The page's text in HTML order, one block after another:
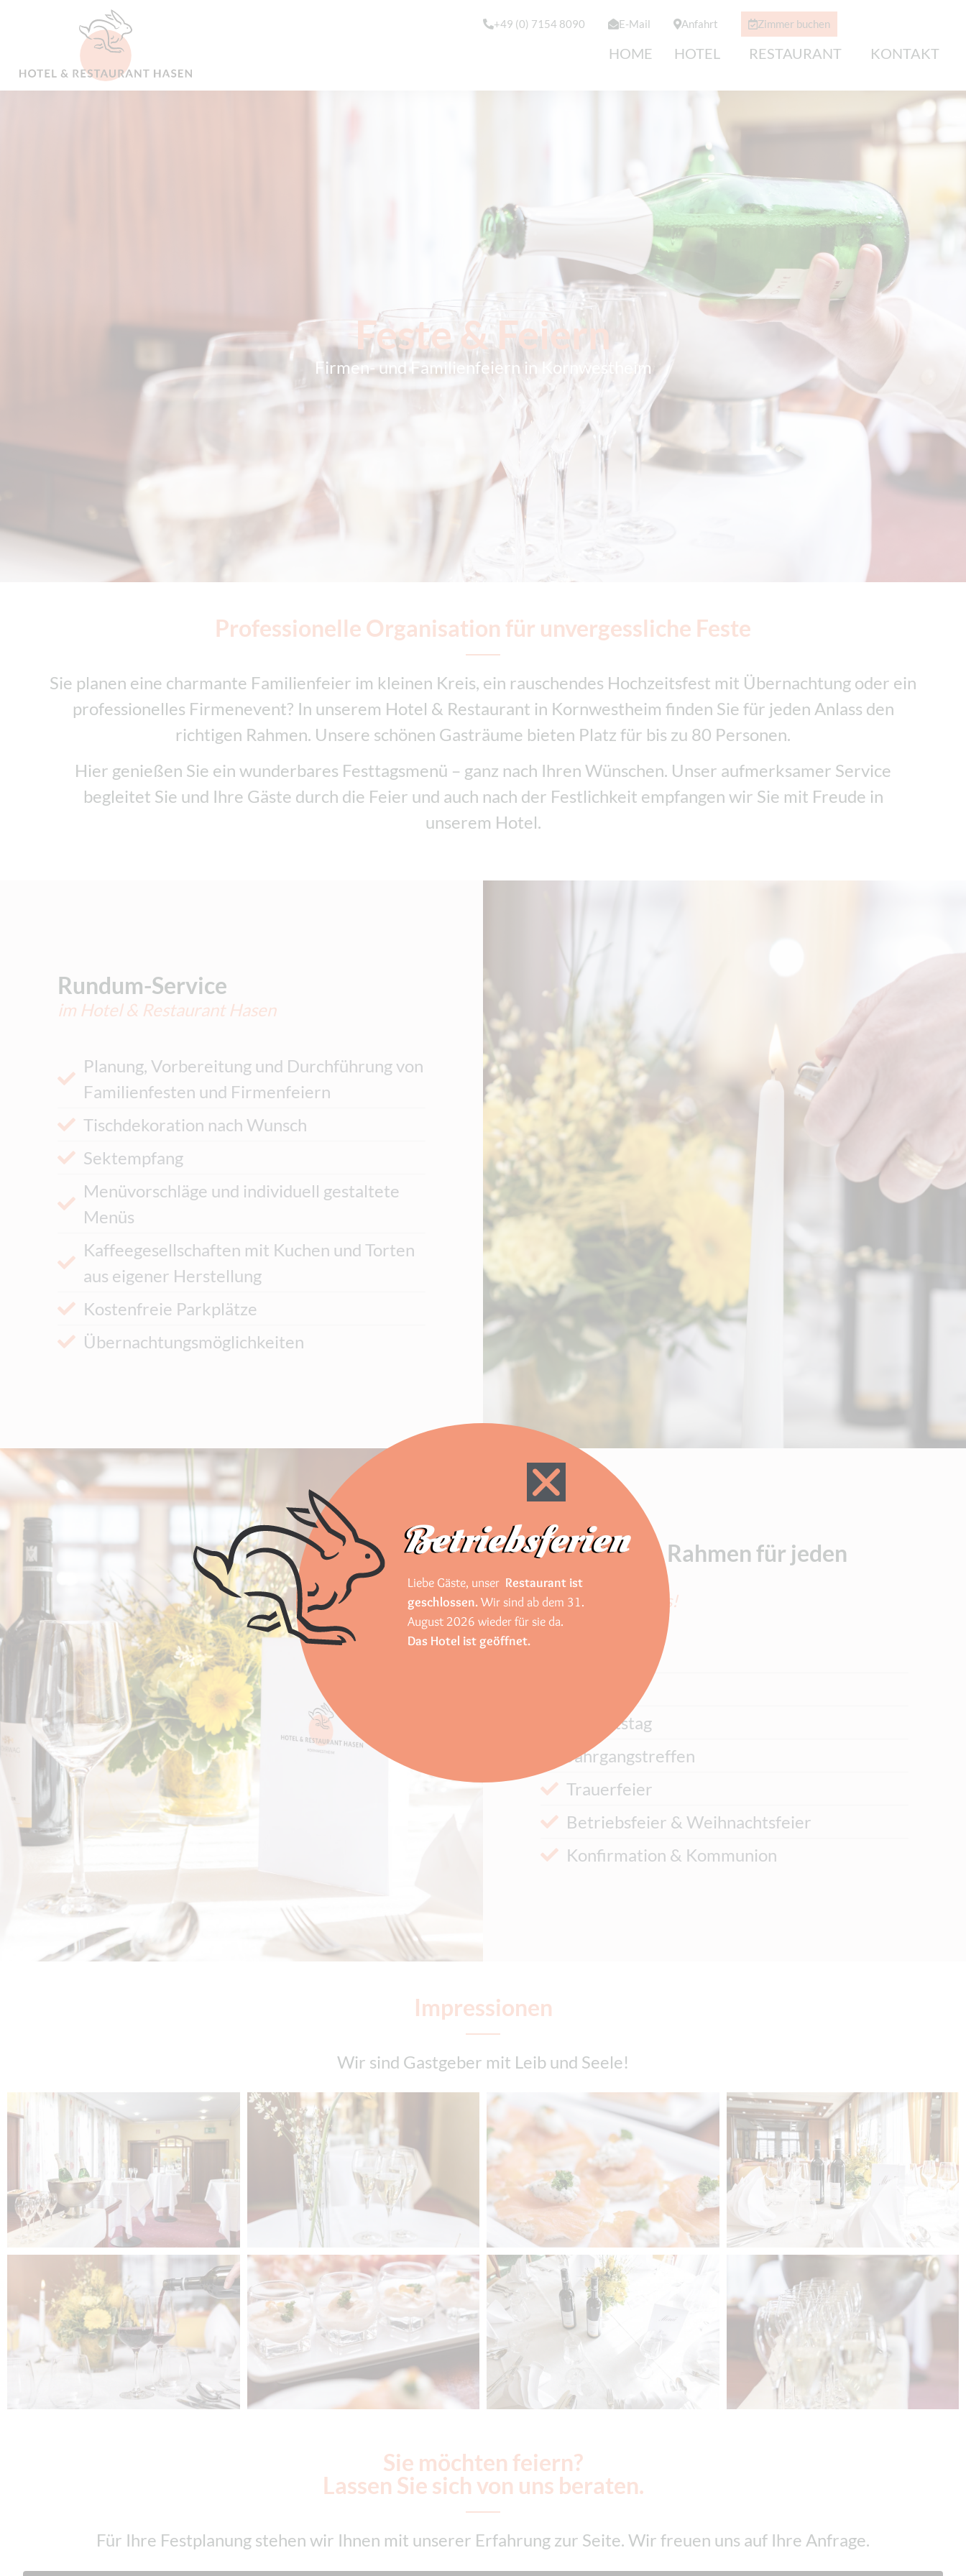
+49 (0) 7154 8090 E-Mail Anfahrt Zimmer buchen
HOME HOTEL RESTAURANT KONTAKT
Feste & Feiern
Firmen- und Familienfeiern in Kornwestheim
Professionelle Organisation für unvergessliche Feste
Sie planen eine charmante Familienfeier im kleinen Kreis, ein rauschendes Hochzeitsfest mit Übernachtung oder ein
professionelles Firmenevent? In unserem Hotel & Restaurant in Kornwestheim finden Sie für jeden Anlass den
richtigen Rahmen. Unsere schönen Gasträume bieten Platz für bis zu 80 Personen.
Hier genießen Sie ein wunderbares Festtagsmenü – ganz nach Ihren Wünschen. Unser aufmerksamer Service
begleitet Sie und Ihre Gäste durch die Feier und auch nach der Festlichkeit empfangen wir Sie mit Freude in
unserem Hotel.
Rundum-Service
im Hotel & Restaurant Hasen
Planung, Vorbereitung und Durchführung von
Familienfesten und Firmenfeiern
Tischdekoration nach Wunsch
Sektempfang
Menüvorschläge und individuell gestaltete
Menüs
Kaffeegesellschaften mit Kuchen und Torten
aus eigener Herstellung
Kostenfreie Parkplätze
Übernachtungsmöglichkeiten
Der richtige Rahmen für jeden
Anlass
Feiern Sie bei uns!
Geburtstag
Jahrgangstreffen
Trauerfeier
Betriebsfeier & Weihnachtsfeier
Konfirmation & Kommunion
Impressionen
Wir sind Gastgeber mit Leib und Seele!
Sie möchten feiern?
Lassen Sie sich von uns beraten.
Für Ihre Festplanung stehen wir Ihnen mit unserer Erfahrung zur Seite. Wir freuen uns auf Ihre Anfrage.
Betriebsferien
Liebe Gäste, unser Restaurant ist
geschlossen.Wir sind ab dem 31.
August 2026 wieder für sie da.
Das Hotel ist geöffnet.